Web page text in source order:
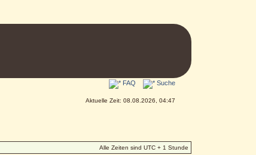
FAQ Suche
Aktuelle Zeit: 08.08.2026, 04:47
Alle Zeiten sind UTC + 1 Stunde